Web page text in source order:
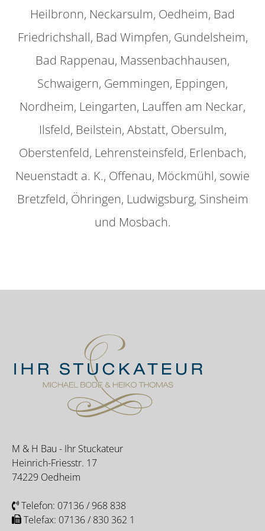
Heilbronn, Neckarsulm, Oedheim, Bad
Friedrichshall, Bad Wimpfen, Gundelsheim,
Bad Rappenau, Massenbachhausen,
Schwaigern, Gemmingen, Eppingen,
Nordheim, Leingarten, Lauffen am Neckar,
Ilsfeld, Beilstein, Abstatt, Obersulm,
Oberstenfeld, Lehrensteinsfeld, Erlenbach,
Neuenstadt a. K., Offenau, Möckmühl, sowie
Bretzfeld, Öhringen, Ludwigsburg, Sinsheim
und Mosbach.
M & H Bau - Ihr Stuckateur
Heinrich-Friesstr. 17
74229 Oedheim
Telefon: 07136 / 968 838
Telefax: 07136 / 830 362 1